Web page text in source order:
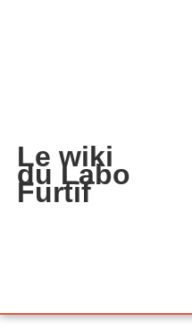
Aller au contenu
Le wiki
du Labo
Furtif